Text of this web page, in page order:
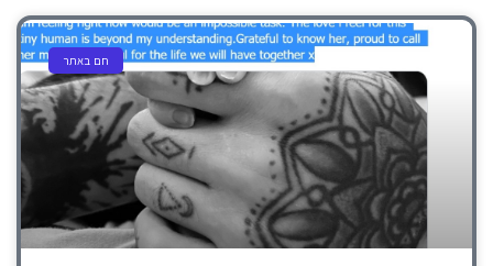
חם באתר